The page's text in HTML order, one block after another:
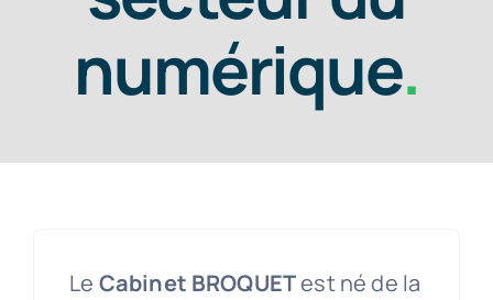
PRENDRE RENDEZ-VOUS
numérique.
Le Cabinet BROQUETest né de la